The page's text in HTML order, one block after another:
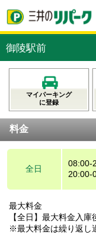
御陵駅前
マイパーキング
に登録
料金
全日
08:00-
20:00-
最大料金
【全日】最大料金入
※最大料金は繰り返し